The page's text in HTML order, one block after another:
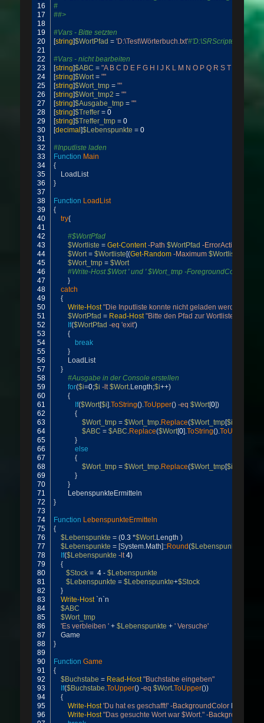
16
17
18
19
20
21
22
23
24
25
26
27
28
29
30
31
32
33
34
35
36
37
38
39
40
41
42
43
44
45
46
47
48
49
50
51
52
53
54
55
56
57
58
59
60
61
62
63
64
65
66
67
68
69
70
71
72
73
74
75
76
77
78
79
80
81
82
83
84
85
86
87
88
89
90
91
92
93
94
95
96
#
##>
#Vars - Bitte setzten
[string]$WortPfad = 'D:\Test\Wörterbuch.txt'
#Vars - nicht bearbeiten
[string]$ABC = "A B C D E F G H I J K L M N O P Q R S T U V W X
[string]$Wort = ""
[string]$Wort_tmp = ""
[string]$Wort_tmp2 = ""
[string]$Ausgabe_tmp = ""
[string]$Treffer = 0
[string]$Treffer_tmp = 0
[decimal ]$Lebenspunkte = 0
#Inputliste laden
Function Main
{
LoadList
}
Function LoadList
{
try{
#$WortPfad
$Wortliste = Get-Content -Path $WortPfad -ErrorAction
$Wort = $Wortliste [(Get-Random -Maximum $Wortliste
$Wort_tmp = $Wort
#Write-Host $Wort ' und ' $Wort_tmp -ForegroundColor Red
}
catch
{
Write-Host "Die Inputliste konnte nicht geladen werden."
$WortPfad = Read-Host "Bitte den Pfad zur Wortliste
If($WortPfad -eq 'exit')
{
break
}
LoadList
}
#Ausgabe in der Console erstellen
for($i=0;$i -lt $Wort.Length;$i++)
{
If($Wort[$i].ToString().ToUpper() -eq $Wort[0])
{
$Wort_tmp = $Wort_tmp.Replace($Wort_tmp[$i
$ABC = $ABC.Replace($Wort[0].ToString().ToUpper
}
else
{
$Wort_tmp = $Wort_tmp.Replace($Wort_tmp[$i
}
}
LebenspunkteErmitteln
}
Function LebenspunkteErmitteln
{
$Lebenspunkte = (0.3 *$Wort.Length )
$Lebenspunkte = [System.Math]::Round($Lebenspunkte
If($Lebenspunkte -lt 4)
{
$Stock = 4 - $Lebenspunkte
$Lebenspunkte = $Lebenspunkte+$Stock
}
Write-Host `n`n
$ABC
$Wort_tmp
'Es verbleiben ' + $Lebenspunkte + ' Versuche'
Game
}
Function Game
{
$Buchstabe = Read-Host "Buchstabe eingeben"
If($Buchstabe.ToUpper() -eq $Wort.ToUpper())
{
Write-Host 'Du hat es geschafft!' -BackgroundColor
Write-Host "Das gesuchte Wort war $Wort." -